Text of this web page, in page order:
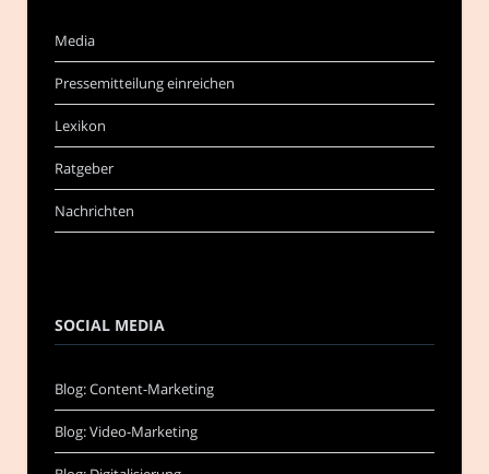
Media
Pressemitteilung einreichen
Lexikon
Ratgeber
Nachrichten
SOCIAL MEDIA
Blog: Content-Marketing
Blog: Video-Marketing